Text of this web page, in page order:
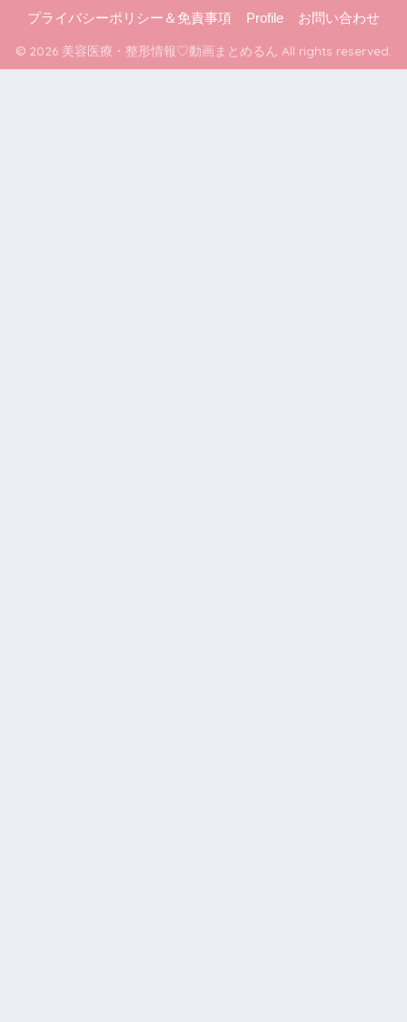
プライバシーポリシー＆免責事項 Profile お問い合わせ
© 2026 美容医療・整形情報♡動画まとめるん All rights reserved.